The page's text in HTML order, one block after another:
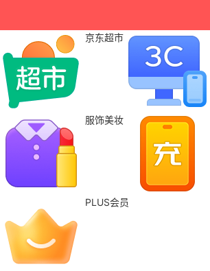
京东超市
服饰美妆
PLUS会员